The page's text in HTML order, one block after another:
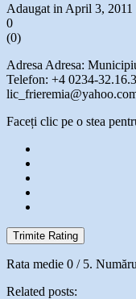
Adaugat in April 3, 2011
0
(0)
Adresa Adresa:
Telefon: +4 0234-
Faceți clic pe o stea
Trimite Rating
Rata medie 0 / 5.
Related posts: